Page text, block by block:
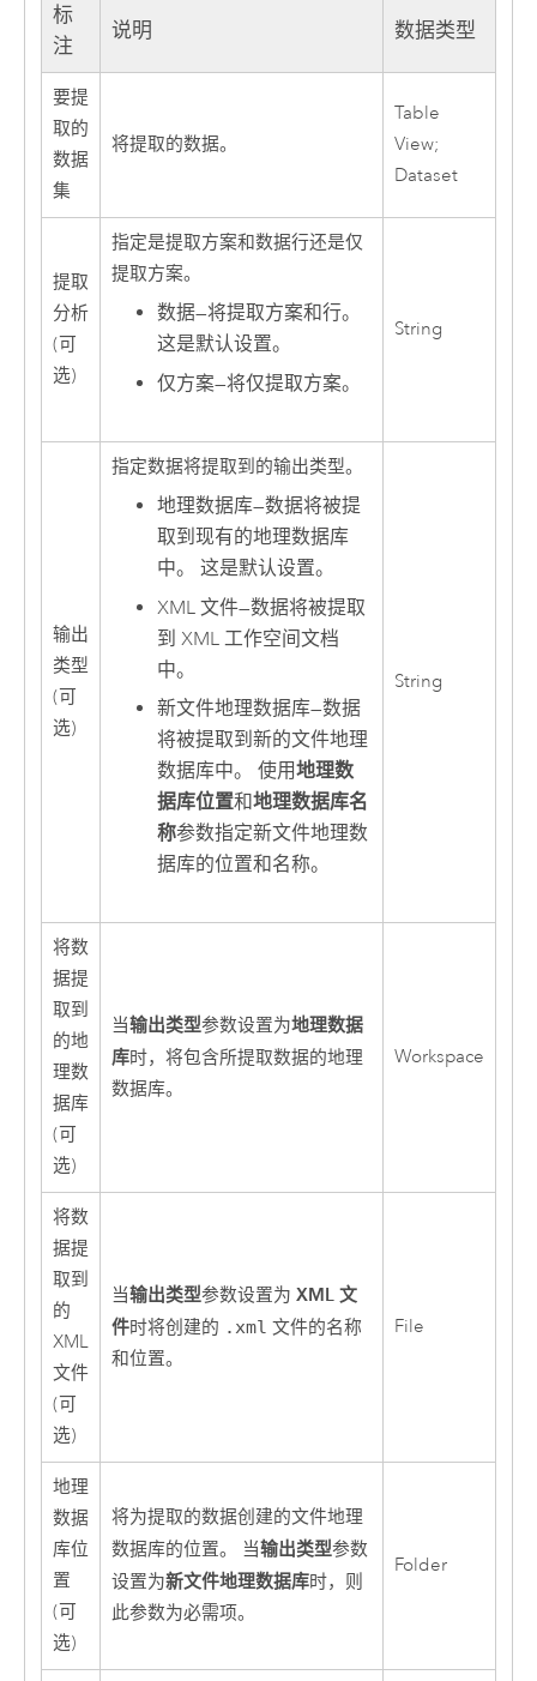
标
注
说明 数据类型
要提
取的
数据
集
将提取的数据。
Table
View;
Dataset
提取
分析
(可
选)
指定是提取方案和数据行还是仅
提取方案。
数据—将提取方案和行。
这是默认设置。
仅方案—将仅提取方案。
String
输出
类型
(可
选)
指定数据将提取到的输出类型。
地理数据库—数据将被提
取到现有的地理数据库
中。 这是默认设置。
XML 文件—数据将被提取
到 XML 工作空间文档
中。
新文件地理数据库—数据
将被提取到新的文件地理
数据库中。 使用地理数
据库位置和地理数据库名
称参数指定新文件地理数
据库的位置和名称。
String
将数
据提
取到
的地
理数
据库
(可
选)
当输出类型参数设置为地理数据
库时，将包含所提取数据的地理
数据库。
Workspace
将数
据提
取到
的
XML
文件
(可
选)
当输出类型参数设置为 XML 文
件时将创建的 .xml 文件的名称
和位置。
File
地理
数据
库位
置
(可
选)
将为提取的数据创建的文件地理
数据库的位置。 当输出类型参数
设置为新文件地理数据库时，则
此参数为必需项。
Folder